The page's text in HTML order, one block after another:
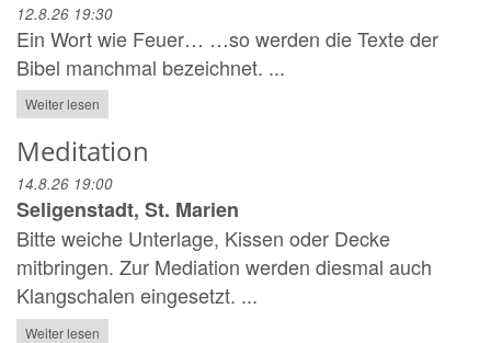
12.8.26 19:30
Ein Wort wie Feuer… …so werden die Texte der
Bibel manchmal bezeichnet. ...
Weiter lesen
Meditation
14.8.26 19:00
Seligenstadt, St. Marien
Bitte weiche Unterlage, Kissen oder Decke
mitbringen. Zur Mediation werden diesmal auch
Klangschalen eingesetzt. ...
Weiter lesen